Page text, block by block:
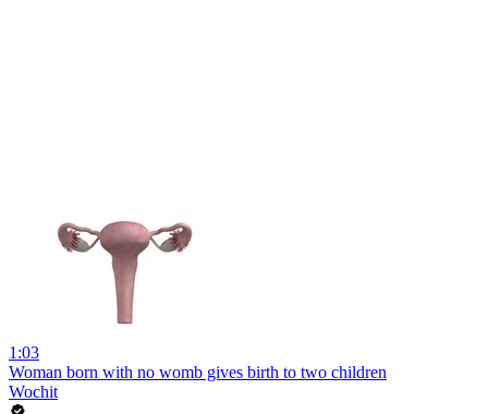
1:03
Woman born with no womb gives birth to two children
Wochit